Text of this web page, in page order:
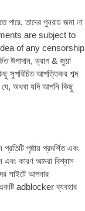
তাদের পুনরায় জমা না
are sub­ject to
of any cen­sor­ship
উপাদান, ড্রাগ & জুয়া
সুপরিচিত আপত্তিকর শব্দ
যে, অথবা যদি আপনি কিছু
পৃষ্ঠায় প্রদর্শিত এবং
এবং কারণ আমরা বিশ্বাস
সাইটে আপনার
adblocker ব্যবহার